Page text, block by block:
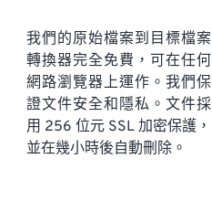
我們的原始檔案到目標檔案
轉換器完全免費，可在任何
網路瀏覽器上運作。我們保
證文件安全和隱私。文件採
用 256 位元 SSL 加密保護，
並在幾小時後自動刪除。